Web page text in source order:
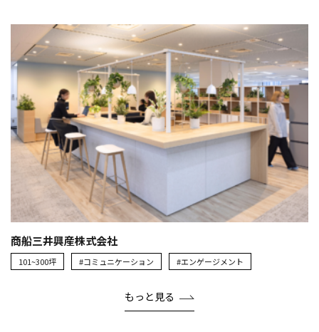
商船三井興産株式会社
101~300坪 #コミュニケーション #エンゲージメント
もっと見る